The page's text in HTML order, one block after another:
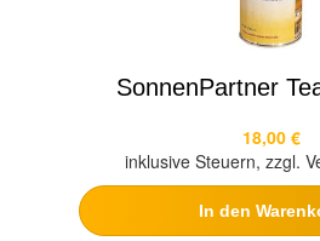
SonnenPartner
18,00 €
inklusive Steuern, zzgl.
In den